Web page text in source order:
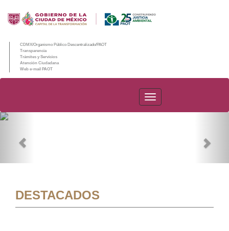
CDMX/Organismo Público Descentralizado/PAOT
Transparencia
Trámites y Servicios
Atención Ciudadana
Web e-mail PAOT
PAOT
DESTACADOS